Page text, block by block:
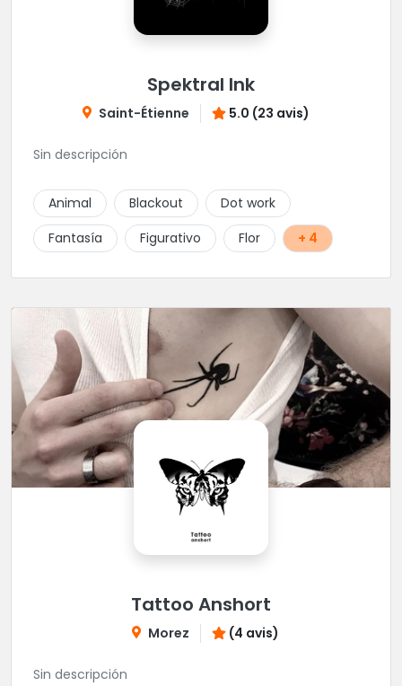
Spektral Ink
Saint-Étienne 5.0 (23 avis)
Sin descripción
Animal Blackout
Dot work
Fantasía
Figurativo Flor + 4
Tattoo Anshort
Morez (4 avis)
Sin descripción